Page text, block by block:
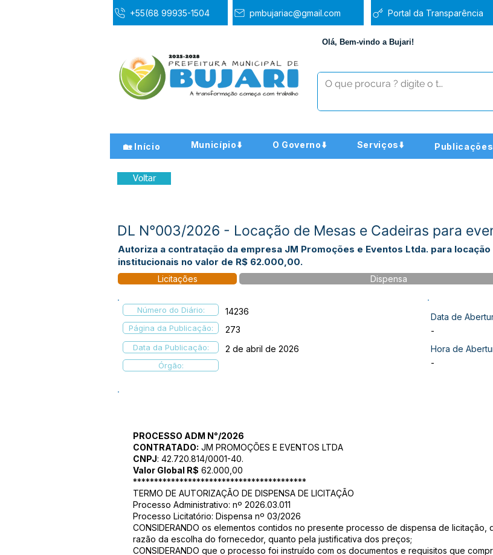
+55(68 99935-1504 pmbujariac@gmail.com Portal da Transparência
Olá, Bem-vindo a Bujari!
🏡 Início Município⬇️ O Governo⬇️ Serviços⬇️ Publicações
Voltar
DL N°003/2026 - Locação de Mesas e Cadeiras para
Autoriza a contratação da empresa JM Promoções e Eventos Ltda. para
institucionais no valor de R$ 62.000,00.
Licitações Dispensa
Número do Diário: 14236
Página da Publicação: 273
Data da Publicação: 2 de abril de 2026
Órgão:
Data de
-
Hora de
-
PROCESSO ADM N°/2026
CONTRATADO: JM PROMOÇÕES E EVENTOS LTDA
CNPJ: 42.720.814/0001-40.
Valor Global R$ 62.000,00
*****************************************
TERMO DE AUTORIZAÇÃO DE DISPENSA DE LICITAÇÃO
Processo Administrativo: nº 2026.03.011
Processo Licitatório: Dispensa nº 03/2026
CONSIDERANDO os elementos contidos no presente processo de dispensa de
razão da escolha do fornecedor, quanto pela justificativa dos preços;
CONSIDERANDO que o processo foi instruído com os documentos e requisitos que